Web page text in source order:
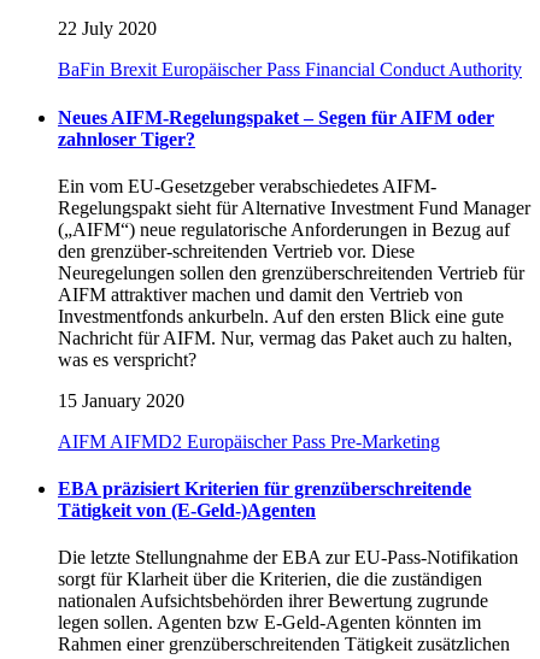
22 July 2020
BaFin Brexit Europäischer Pass Financial Conduct Authority
Neues AIFM-Regelungspaket – Segen für AIFM oder
zahnloser Tiger?
Ein vom EU-Gesetzgeber verabschiedetes AIFM-
Regelungspakt sieht für Alternative Investment Fund Manager
(„AIFM“) neue regulatorische Anforderungen in Bezug auf
den grenzüber-schreitenden Vertrieb vor. Diese
Neuregelungen sollen den grenzüberschreitenden Vertrieb für
AIFM attraktiver machen und damit den Vertrieb von
Investmentfonds ankurbeln. Auf den ersten Blick eine gute
Nachricht für AIFM. Nur, vermag das Paket auch zu halten,
was es verspricht?
15 January 2020
AIFM AIFMD2 Europäischer Pass Pre-Marketing
EBA präzisiert Kriterien für grenzüberschreitende
Tätigkeit von (E-Geld-)Agenten
Die letzte Stellungnahme der EBA zur EU-Pass-Notifikation
sorgt für Klarheit über die Kriterien, die die zuständigen
nationalen Aufsichtsbehörden ihrer Bewertung zugrunde
legen sollen. Agenten bzw E-Geld-Agenten könnten im
Rahmen einer grenzüberschreitenden Tätigkeit zusätzlichen